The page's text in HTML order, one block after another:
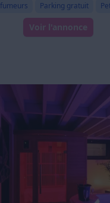
Parking gratuit
Voir l'annonce